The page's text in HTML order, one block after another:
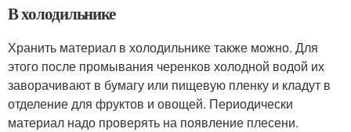
В холодильнике
Хранить материал в холодильнике также можно. Для
этого после промывания черенков холодной водой их
заворачивают в бумагу или пищевую пленку и кладут в
отделение для фруктов и овощей. Периодически
материал надо проверять на появление плесени.